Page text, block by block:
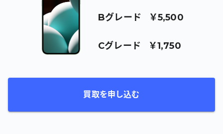
Bグレード ￥5,500
Cグレード ￥1,750
買取を申し込む